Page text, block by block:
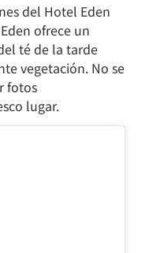
del Hotel Eden
ofrece un
té de la tarde
vegetación. No se
fotos
lugar.